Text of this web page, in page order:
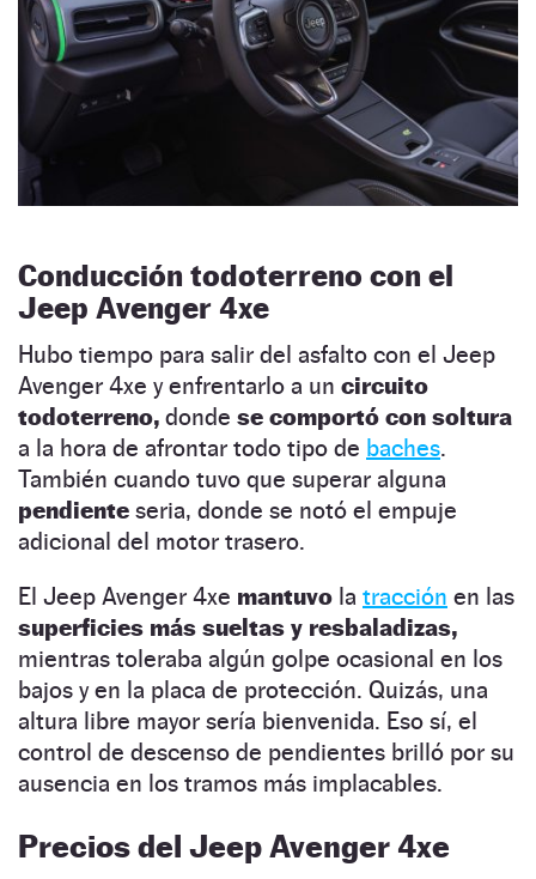
Conducción todoterreno con el
Jeep Avenger 4xe
Hubo tiempo para salir del asfalto con el Jeep
Avenger 4xe y enfrentarlo a un circuito
todoterreno, donde se comportó con soltura
a la hora de afrontar todo tipo de baches.
También cuando tuvo que superar alguna
pendiente seria, donde se notó el empuje
adicional del motor trasero.
El Jeep Avenger 4xe mantuvo la tracción en las
superficies más sueltas y resbaladizas,
mientras toleraba algún golpe ocasional en los
bajos y en la placa de protección. Quizás, una
altura libre mayor sería bienvenida. Eso sí, el
control de descenso de pendientes brilló por su
ausencia en los tramos más implacables.
Precios del Jeep Avenger 4xe